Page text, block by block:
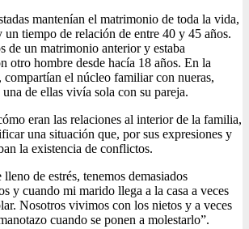
mantenían el matrimonio de toda la vida,
tiempo de relación de entre 40 y 45 años.
de un matrimonio anterior y estaba
otro hombre desde hacía 18 años. En la
compartían el núcleo familiar con nueras,
de ellas vivía sola con su pareja.
eran las relaciones al interior de la familia,
una situación que, por sus expresiones y
la existencia de conflictos.
de estrés, tenemos demasiados
y cuando mi marido llega a la casa a veces
Nosotros vivimos con los nietos y a veces
cuando se ponen a molestarlo”.